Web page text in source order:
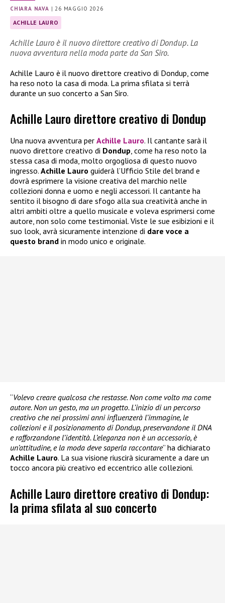
CHIARA NAVA |26 MAGGIO 2026
ACHILLE LAURO
Achille Lauro è il nuovo direttore creativo di Dondup. La
nuova avventura nella moda parte da San Siro.
Achille Lauro è il nuovo direttore creativo di Dondup, come
ha reso noto la casa di moda. La prima sfilata si terrà
durante un suo concerto a San Siro.
Achille Lauro direttore creativo di Dondup
Una nuova avventura per Achille Lauro. Il cantante sarà il
nuovo direttore creativo di Dondup, come ha reso noto la
stessa casa di moda, molto orgogliosa di questo nuovo
ingresso. Achille Lauro guiderà l’Ufficio Stile del brand e
dovrà esprimere la visione creativa del marchio nelle
collezioni donna e uomo e negli accessori. Il cantante ha
sentito il bisogno di dare sfogo alla sua creatività anche in
altri ambiti oltre a quello musicale e voleva esprimersi come
autore, non solo come testimonial. Viste le sue esibizioni e il
suo look, avrà sicuramente intenzione di dare voce a
questo brand in modo unico e originale.
“Volevo creare qualcosa che restasse. Non come volto ma come
autore. Non un gesto, ma un progetto. L’inizio di un percorso
creativo che nei prossimi anni influenzerà l’immagine, le
collezioni e il posizionamento di Dondup, preservandone il DNA
e rafforzandone l’identità. L’eleganza non è un accessorio, è
un’attitudine, e la moda deve saperla raccontare” ha dichiarato
Achille Lauro. La sua visione riuscirà sicuramente a dare un
tocco ancora più creativo ed eccentrico alle collezioni.
Achille Lauro direttore creativo di Dondup:
la prima sfilata al suo concerto